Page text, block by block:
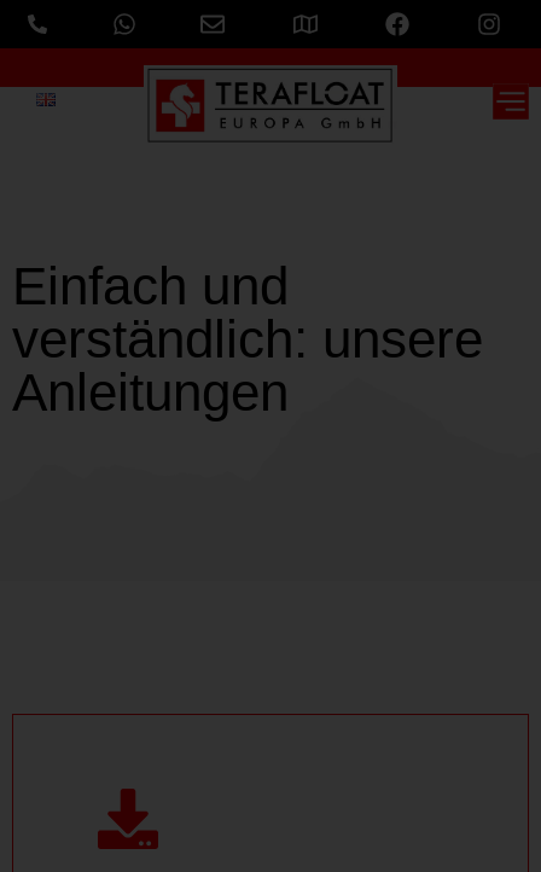
Einfach und
verständlich: unsere
Anleitungen
Terafloat Prospekt